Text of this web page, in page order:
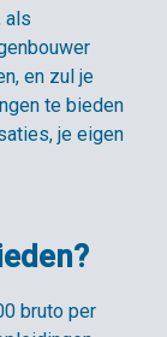
als
en zul je
te bieden
je eigen
bruto per